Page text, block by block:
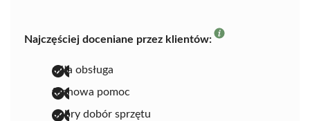
Najczęściej doceniane przez klientów:
miła obsługa
fachowa pomoc
dobry dobór sprzętu